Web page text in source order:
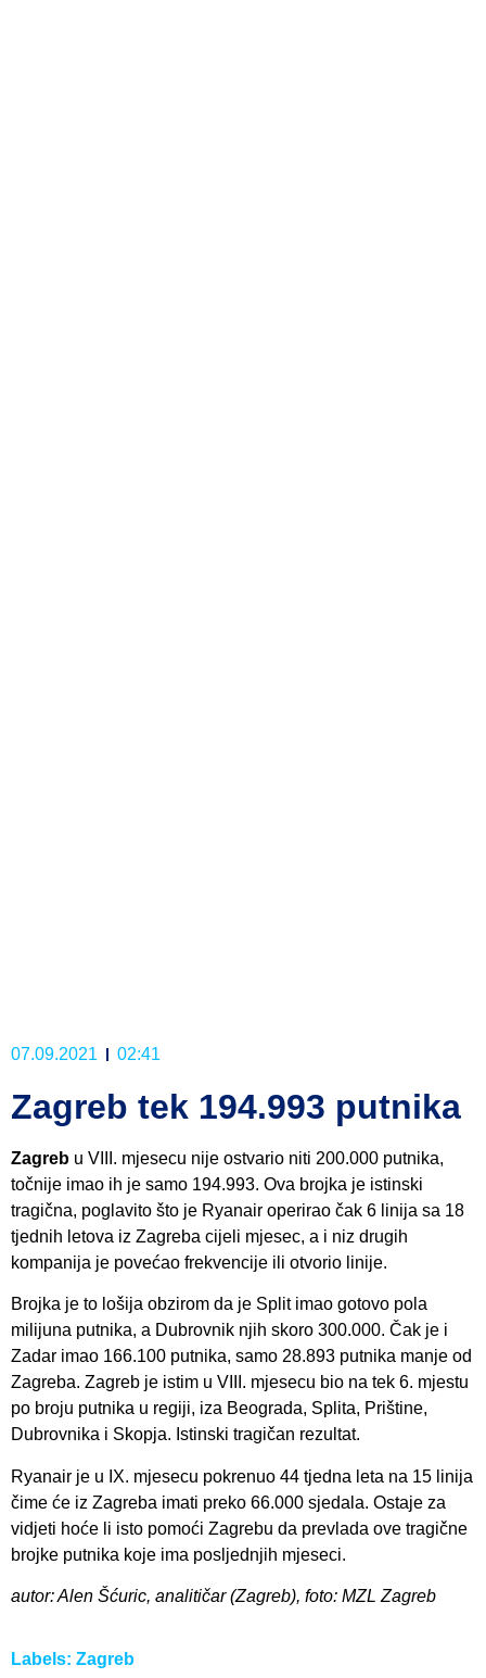
07.09.2021 02:41
Zagreb tek 194.993 putnika
Zagreb u VIII. mjesecu nije ostvario niti 200.000 putnika,
točnije imao ih je samo 194.993. Ova brojka je istinski
tragična, poglavito što je Ryanair operirao čak 6 linija sa 18
tjednih letova iz Zagreba cijeli mjesec, a i niz drugih
kompanija je povećao frekvencije ili otvorio linije.
Brojka je to lošija obzirom da je Split imao gotovo pola
milijuna putnika, a Dubrovnik njih skoro 300.000. Čak je i
Zadar imao 166.100 putnika, samo 28.893 putnika manje od
Zagreba. Zagreb je istim u VIII. mjesecu bio na tek 6. mjestu
po broju putnika u regiji, iza Beograda, Splita, Prištine,
Dubrovnika i Skopja. Istinski tragičan rezultat.
Ryanair je u IX. mjesecu pokrenuo 44 tjedna leta na 15 linija
čime će iz Zagreba imati preko 66.000 sjedala. Ostaje za
vidjeti hoće li isto pomoći Zagrebu da prevlada ove tragične
brojke putnika koje ima posljednjih mjeseci.
autor: Alen Šćuric, analitičar (Zagreb), foto: MZL Zagreb
Labels: Zagreb